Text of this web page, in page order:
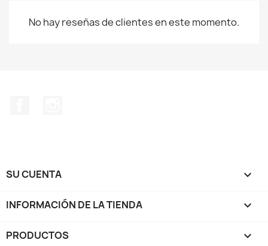
No hay reseñas de clientes en este momento.
SU CUENTA 
INFORMACIÓN DE LA TIENDA keyboard_arrow_down
PRODUCTOS 